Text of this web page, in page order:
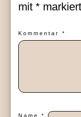
mit* markiert
Kommentar*
Name*